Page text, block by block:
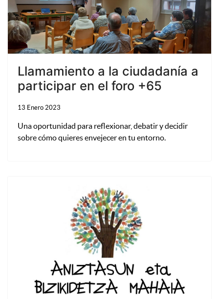
Llamamiento a la ciudadanía a
participar en el foro +65
13 Enero 2023
Una oportunidad para reflexionar, debatir y decidir
sobre cómo quieres envejecer en tu entorno.